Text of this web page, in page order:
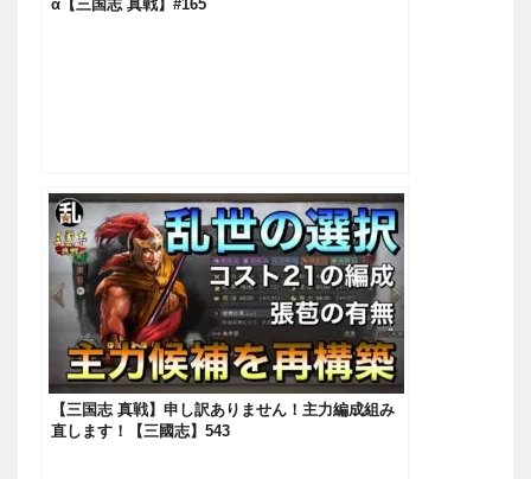
α‬【三国志 真戦】#165
【三国志 真戦】申し訳ありません！主力編成組み
直します！【三國志】543